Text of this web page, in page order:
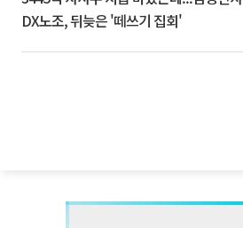
DX노조, 뒤늦은 '떼쓰기 집회'